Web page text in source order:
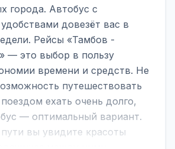
города. Автобус с
довезёт вас в
Рейсы «Тамбов -
— это выбор в пользу
времени и средств. Не
путешествовать
ехать очень долго,
— оптимальный вариант.
вы увидите красоты